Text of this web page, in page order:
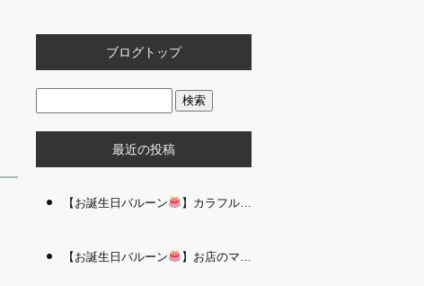
ブログトップ
最近の投稿
【お誕生日バルーン 】カラフルで存在感たっぷりのバルーンタワー｜松江 i Balloo n
【お誕生日バルーン 】お店のママさんへの華やかなお祝いに｜シャンパン付き豪 華バルーンアレンジメント｜松江 i Balloon